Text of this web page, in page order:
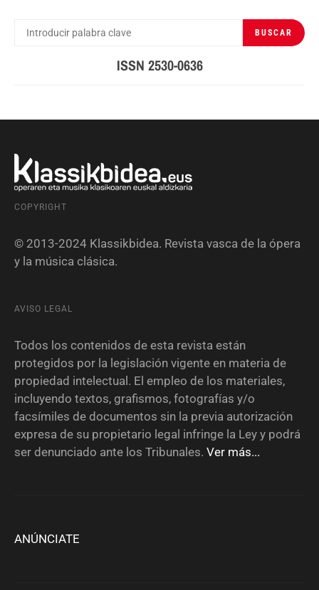
POR:
BUSCAR
ISSN 2530-0636
COPYRIGHT
© 2013-2024 Klassikbidea. Revista vasca de la ópera
y la música clásica.
AVISO LEGAL
Todos los contenidos de esta revista están
protegidos por la legislación vigente en materia de
propiedad intelectual. El empleo de los materiales,
incluyendo textos, grafismos, fotografías y/o
facsímiles de documentos sin la previa autorización
expresa de su propietario legal infringe la Ley y podrá
ser denunciado ante los Tribunales. Ver más...
ANÚNCIATE